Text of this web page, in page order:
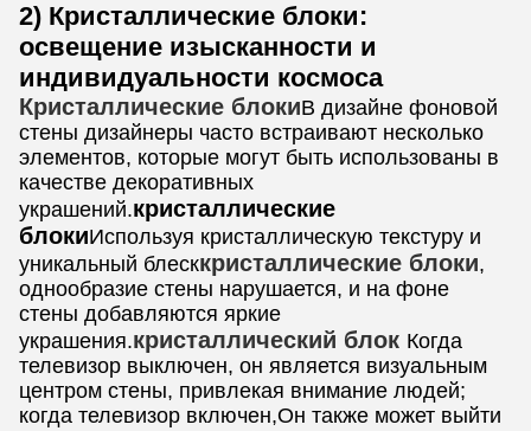
2) Кристаллические блоки:
освещение изысканности и
индивидуальности космоса
Кристаллические блокиВ дизайне фоновой
стены дизайнеры часто встраивают несколько
элементов, которые могут быть использованы в
качестве декоративных
украшений.кристаллические
блокиИспользуя кристаллическую текстуру и
уникальный блесккристаллические блоки,
однообразие стены нарушается, и на фоне
стены добавляются яркие
украшения.кристаллический блок Когда
телевизор выключен, он является визуальным
центром стены, привлекая внимание людей;
когда телевизор включен,Он также может выйти